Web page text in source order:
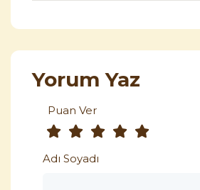
Yorum Yaz
Puan Ver
Adı Soyadı